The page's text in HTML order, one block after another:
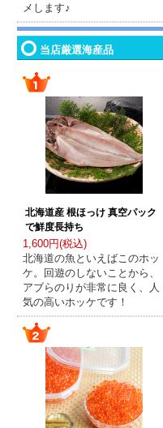
メします♪
当店厳選海産品
北海道産 根ほっけ 真空パック
で鮮度長持ち
1,600円(税込)
北海道の魚といえばこのホッ
ケ。回遊のしないことから、
アブらのりが非常に良く、人
気の高いホッケです！